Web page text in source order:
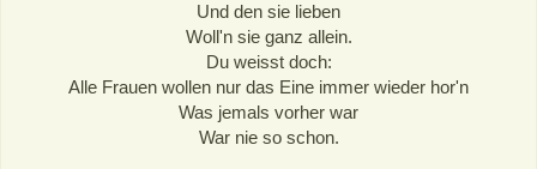
Und den sie lieben
Woll'n sie ganz allein.
Du weisst doch:
Alle Frauen wollen nur das Eine immer wieder hor'n
Was jemals vorher war
War nie so schon.